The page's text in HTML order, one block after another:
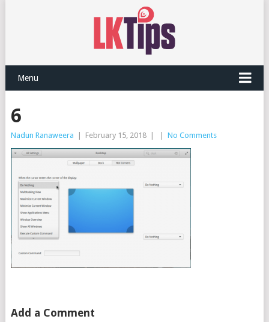
Menu
6
Nadun Ranaweera February 15, 2018 No Comments
Add a Comment